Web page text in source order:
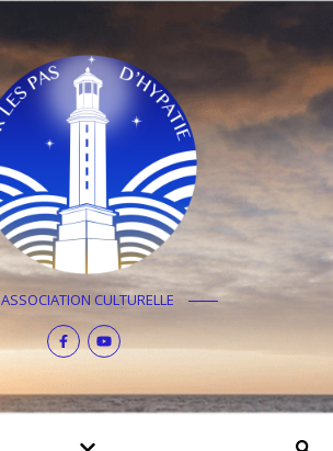
ASSOCIATION CULTURELLE